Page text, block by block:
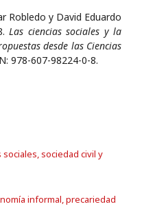
Robledo y David Eduardo
Las ciencias sociales y la
desde las Ciencias
978-607-98224-0-8.
sociedad civil y
informal, precariedad